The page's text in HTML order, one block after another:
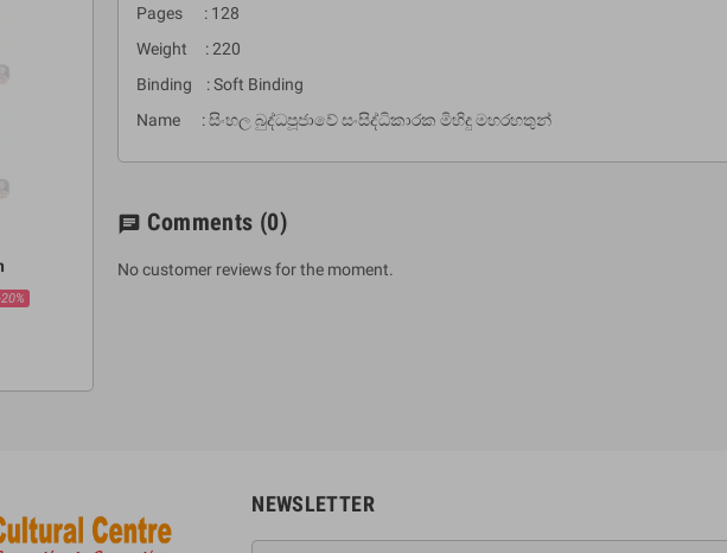
(Sinhala Therum Sahitha) Piruvana
Pages : 128
Weight : 220
Binding : Soft Binding
Name : සිංහල බුද්ධපූජාවේ සංසිද්ධිකාරක මිහිදු මහරහතුන්
chat Comments (0)
No customer reviews for the moment.
NEWSLETTER